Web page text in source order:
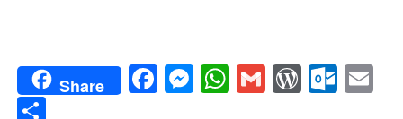
Share F M W G W O